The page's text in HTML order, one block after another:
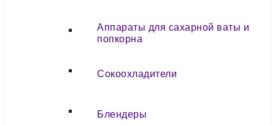
Аппараты для сахарной ваты и
попкорна
Сокоохладители
Блендеры